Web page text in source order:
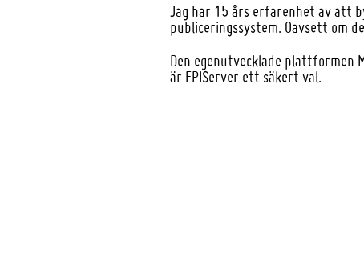
Jag har 15 års erfarenhet av att
publiceringssystem. Oavsett om
Den egenutvecklade plattformen
är EPIServer ett säkert val.